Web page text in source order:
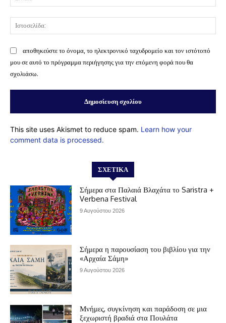
αποθηκεύστε το όνομα, το ηλεκτρονικό ταχυδρομείο και τον ιστότοπό
μου σε αυτό το πρόγραμμα περιήγησης για την επόμενη φορά που θα
σχολιάσω.
This site uses Akismet to reduce spam. Learn how your
comment data is processed.
ΣΧΕΤΙΚΆ
Σήμερα στα Παλαιά Βλαχάτα το Saristra +
Verbena Festival
9 Αυγούστου 2026
Σήμερα η παρουσίαση του βιβλίου για την
«Αρχαία Σάμη»
9 Αυγούστου 2026
Μνήμες, συγκίνηση και παράδοση σε μια
ξεχωριστή βραδιά στα Πουλάτα